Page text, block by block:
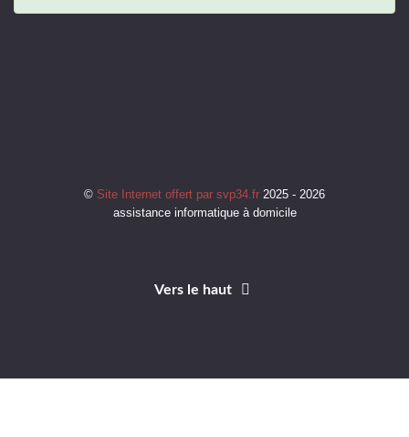
© Site Internet offert par svp34.fr 2025 - 2026
assistance informatique à domicile
Vers le haut